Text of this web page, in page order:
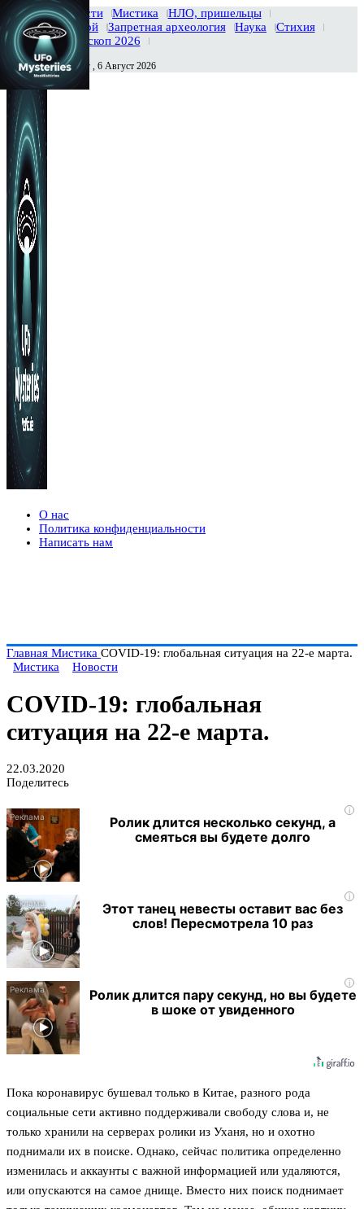
Главная Новости Мистика
НЛО, пришельцы
Тайны вселенной
Запретная археология Наука
Стихия
История
Гороскоп 2026
Сегодня Четверг , 6 Август 2026
О нас
Политика конфиденциальности
Написать нам
Главная Мистика COVID-19: глобальная ситуация на 22-е марта.
Мистика
Новости
COVID-19: глобальная
ситуация на 22-е марта.
22.03.2020
Поделитесь
i
Ролик длится несколько секунд, а
смеяться вы будете долго
i
Этот танец невесты оставит вас без
слов! Пересмотрела 10 раз
i
Ролик длится пару секунд, но вы будете
в шоке от увиденного
Пока коронавирус бушевал только в Китае, разного рода
социальные сети активно поддерживали свободу слова и, не
только хранили на серверах ролики из Уханя, но и охотно
поднимали их в поиске. Однако, сейчас политика определенно
изменилась и аккаунты с важной информацией или удаляются,
или опускаются на самое днище. Вместо них поиск поднимает